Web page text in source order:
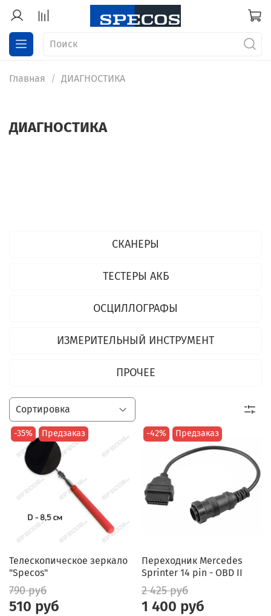
Главная ДИАГНОСТИКА
ДИАГНОСТИКА
СКАНЕРЫ
ТЕСТЕРЫ АКБ
ОСЦИЛЛОГРАФЫ
ИЗМЕРИТЕЛЬНЫЙ ИНСТРУМЕНТ
ПРОЧЕЕ
-35% Предзаказ
Телескопическое зеркало
"Specos"
790 руб
510 руб
-42% Предзаказ
Переходник Mercedes
Sprinter 14 pin - OBD II
2 425 руб
1 400 руб